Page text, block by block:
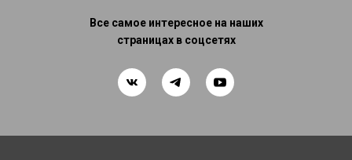
Все самое интересное на наших
страницах в соцсетях